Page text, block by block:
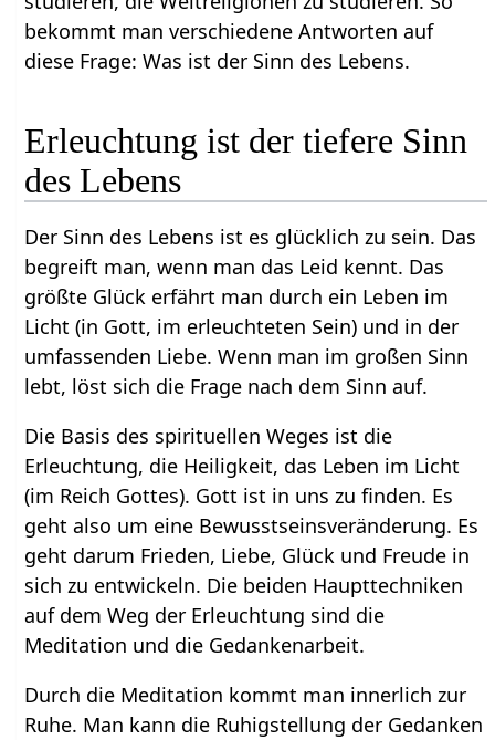
bekommt man verschiedene Antworten auf
diese Frage: Was ist der Sinn des Lebens.
Erleuchtung ist der tiefere Sinn
des Lebens
Der Sinn des Lebens ist es glücklich zu sein. Das
begreift man, wenn man das Leid kennt. Das
größte Glück erfährt man durch ein Leben im
Licht (in Gott, im erleuchteten Sein) und in der
umfassenden Liebe. Wenn man im großen Sinn
lebt, löst sich die Frage nach dem Sinn auf.
Die Basis des spirituellen Weges ist die
Erleuchtung, die Heiligkeit, das Leben im Licht
(im Reich Gottes). Gott ist in uns zu finden. Es
geht also um eine Bewusstseinsveränderung. Es
geht darum Frieden, Liebe, Glück und Freude in
sich zu entwickeln. Die beiden Haupttechniken
auf dem Weg der Erleuchtung sind die
Meditation und die Gedankenarbeit.
Durch die Meditation kommt man innerlich zur
Ruhe. Man kann die Ruhigstellung der Gedanken